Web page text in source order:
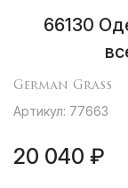
66130
German Grass
Артикул: 77663
20 040 ₽